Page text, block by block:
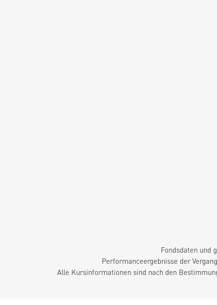
Fondsdaten und
Performanceergebnisse der
Alle Kursinformationen sind nach den